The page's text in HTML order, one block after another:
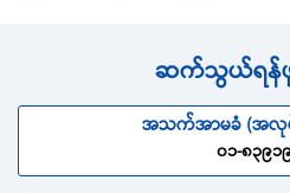
ဆက်သွယ်ရန်ဖု
အသက်အာမခံ (အလု
၀၁-၈၃၉၁